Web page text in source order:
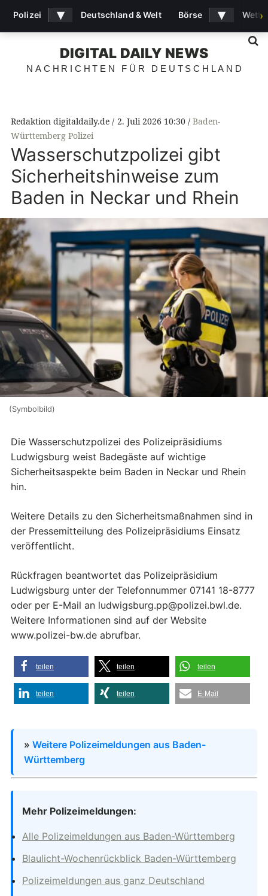
DIGITAL DAILY NEWS
NACHRICHTEN FÜR DEUTSCHLAND
Redaktion digitaldaily.de 2. Juli 2026 10:30
Baden-
Württemberg Polizei
Wasserschutzpolizei gibt
Sicherheitshinweise zum
Baden in Neckar und Rhein
(Symbolbild)
Die Wasserschutzpolizei des Polizeipräsidiums
Ludwigsburg weist Badegäste auf wichtige
Sicherheitsaspekte beim Baden in Neckar und Rhein
hin.
Weitere Details zu den Sicherheitsmaßnahmen sind in
der Pressemitteilung des Polizeipräsidiums Einsatz
veröffentlicht.
Rückfragen beantwortet das Polizeipräsidium
Ludwigsburg unter der Telefonnummer 07141 18-8777
oder per E-Mail an ludwigsburg.pp@polizei.bwl.de.
Weitere Informationen sind auf der Website
www.polizei-bw.de abrufbar.
teilen teilen teilen
teilen teilen E-Mail
» Weitere Polizeimeldungen aus Baden-
Württemberg
Mehr Polizeimeldungen:
Alle Polizeimeldungen aus Baden-Württemberg
Blaulicht-Wochenrückblick Baden-Württemberg
Polizeimeldungen aus ganz Deutschland
Polizei ▾ Deutschland & Welt Börse ▾ ›